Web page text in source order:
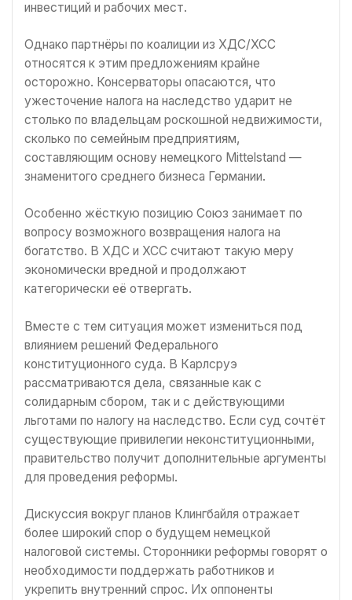
инвестиций и рабочих мест.
Однако партнёры по коалиции из ХДС/ХСС
относятся к этим предложениям крайне
осторожно. Консерваторы опасаются, что
ужесточение налога на наследство ударит не
столько по владельцам роскошной недвижимости,
сколько по семейным предприятиям,
составляющим основу немецкого Mittelstand —
знаменитого среднего бизнеса Германии.
Особенно жёсткую позицию Союз занимает по
вопросу возможного возвращения налога на
богатство. В ХДС и ХСС считают такую меру
экономически вредной и продолжают
категорически её отвергать.
Вместе с тем ситуация может измениться под
влиянием решений Федерального
конституционного суда. В Карлсруэ
рассматриваются дела, связанные как с
солидарным сбором, так и с действующими
льготами по налогу на наследство. Если суд сочтёт
существующие привилегии неконституционными,
правительство получит дополнительные аргументы
для проведения реформы.
Дискуссия вокруг планов Клингбайля отражает
более широкий спор о будущем немецкой
налоговой системы. Сторонники реформы говорят о
необходимости поддержать работников и
укрепить внутренний спрос. Их оппоненты